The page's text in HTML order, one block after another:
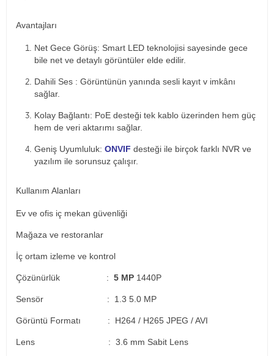
Avantajları
Net Gece Görüş: Smart LED teknolojisi sayesinde gece
bile net ve detaylı görüntüler elde edilir.
Dahili Ses : Görüntünün yanında sesli kayıt v imkânı
sağlar.
Kolay Bağlantı: PoE desteği tek kablo üzerinden hem güç
hem de veri aktarımı sağlar.
Geniş Uyumluluk: ONVIF desteği ile birçok farklı NVR ve
yazılım ile sorunsuz çalışır.
Kullanım Alanları
Ev ve ofis iç mekan güvenliği
Mağaza ve restoranlar
İç ortam izleme ve kontrol
Çözünürlük : 5 MP 1440P
Sensör : 1.3 5.0 MP
Görüntü Formatı : H264 / H265 JPEG / AVI
Lens : 3.6 mm Sabit Lens